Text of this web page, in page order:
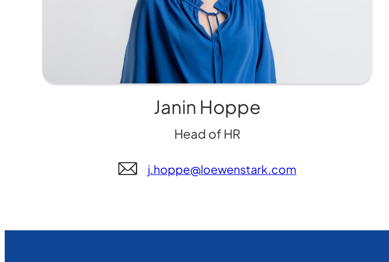
Janin Hoppe
Head of HR
j.hoppe@loewenstark.com